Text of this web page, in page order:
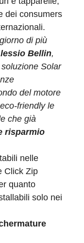
dei consumers
di più
Bellin,
Solar
del motore
friendly le
che già
risparmio
nelle
Click Zip
quanto
solo nei